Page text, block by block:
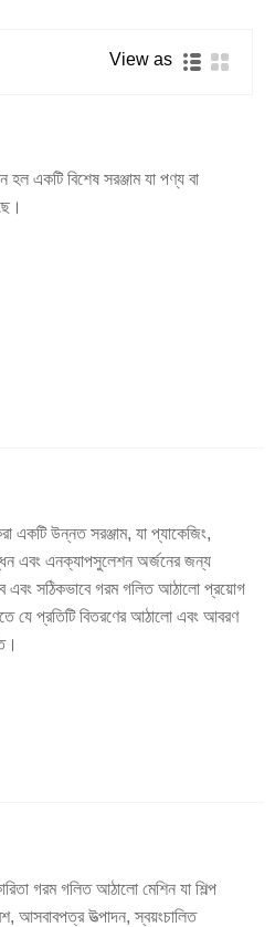
View as
একটি বিশেষ সরঞ্জাম যা পণ্য বা
একটি উন্নত সরঞ্জাম, যা প্যাকেজিং,
এবং এনক্যাপসুলেশন অর্জনের জন্য
এবং সঠিকভাবে গরম গলিত আঠালো প্রয়োগ
যে প্রতিটি বিতরণের আঠালো এবং আবরণ
গরম গলিত আঠালো মেশিন যা শিল্প
আসবাবপত্র উত্পাদন, স্বয়ংচালিত